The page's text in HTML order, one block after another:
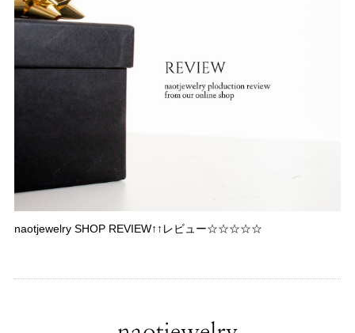
naotjewelry SHOP REVIEW↑↑レビュー☆☆☆☆☆